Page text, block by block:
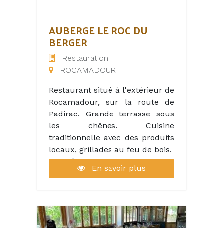
exceptionnelle. La cuisine et la
salle à manger, rénovées avec
soin, marient le charme
historique à une touche
gastronomie s'associe à l'art de
vivre, autour des grands vins de
Malbec, produits directement
au domaine, dans notre Chai
architectural, par M. Vigouroux,
propriétaire et vigneron
passionné.
AUBERGE LE ROC DU
BERGER
Restauration
ROCAMADOUR
Restaurant situé à l'extérieur de
Rocamadour, sur la route de
Padirac. Grande terrasse sous
les chênes. Cuisine
traditionnelle avec des produits
locaux, grillades au feu de bois.
Clientèle familiale aussi bien
touristique que locale, équipe
En savoir plus